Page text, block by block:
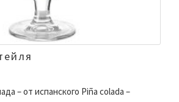
– от испанского Piña colada –